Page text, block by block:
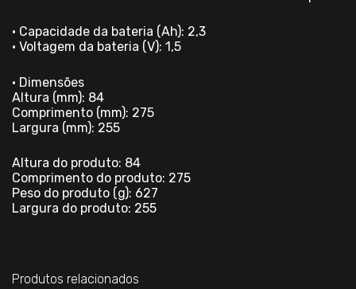
• Capacidade da bateria (Ah): 2,3
• Voltagem da bateria (V): 1,5
• Dimensões
Altura (mm): 84
Comprimento (mm): 275
Largura (mm): 255
Altura do produto: 84
Comprimento do produto: 275
Peso do produto (g): 627
Largura do produto: 255
Produtos relacionados